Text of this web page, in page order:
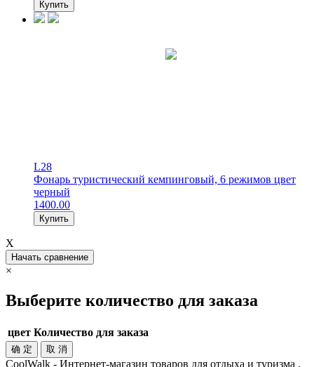
Купить
L28
Фонарь туристический кемпинговый, 6 режимов цвет
черный
1400.00
Купить
X
Начать сравнение
×
Выберите количество для заказа
цвет Количество для заказа
确 定 取 消
CoolWalk - Интернет-магазин товаров для отдыха и туризма ,